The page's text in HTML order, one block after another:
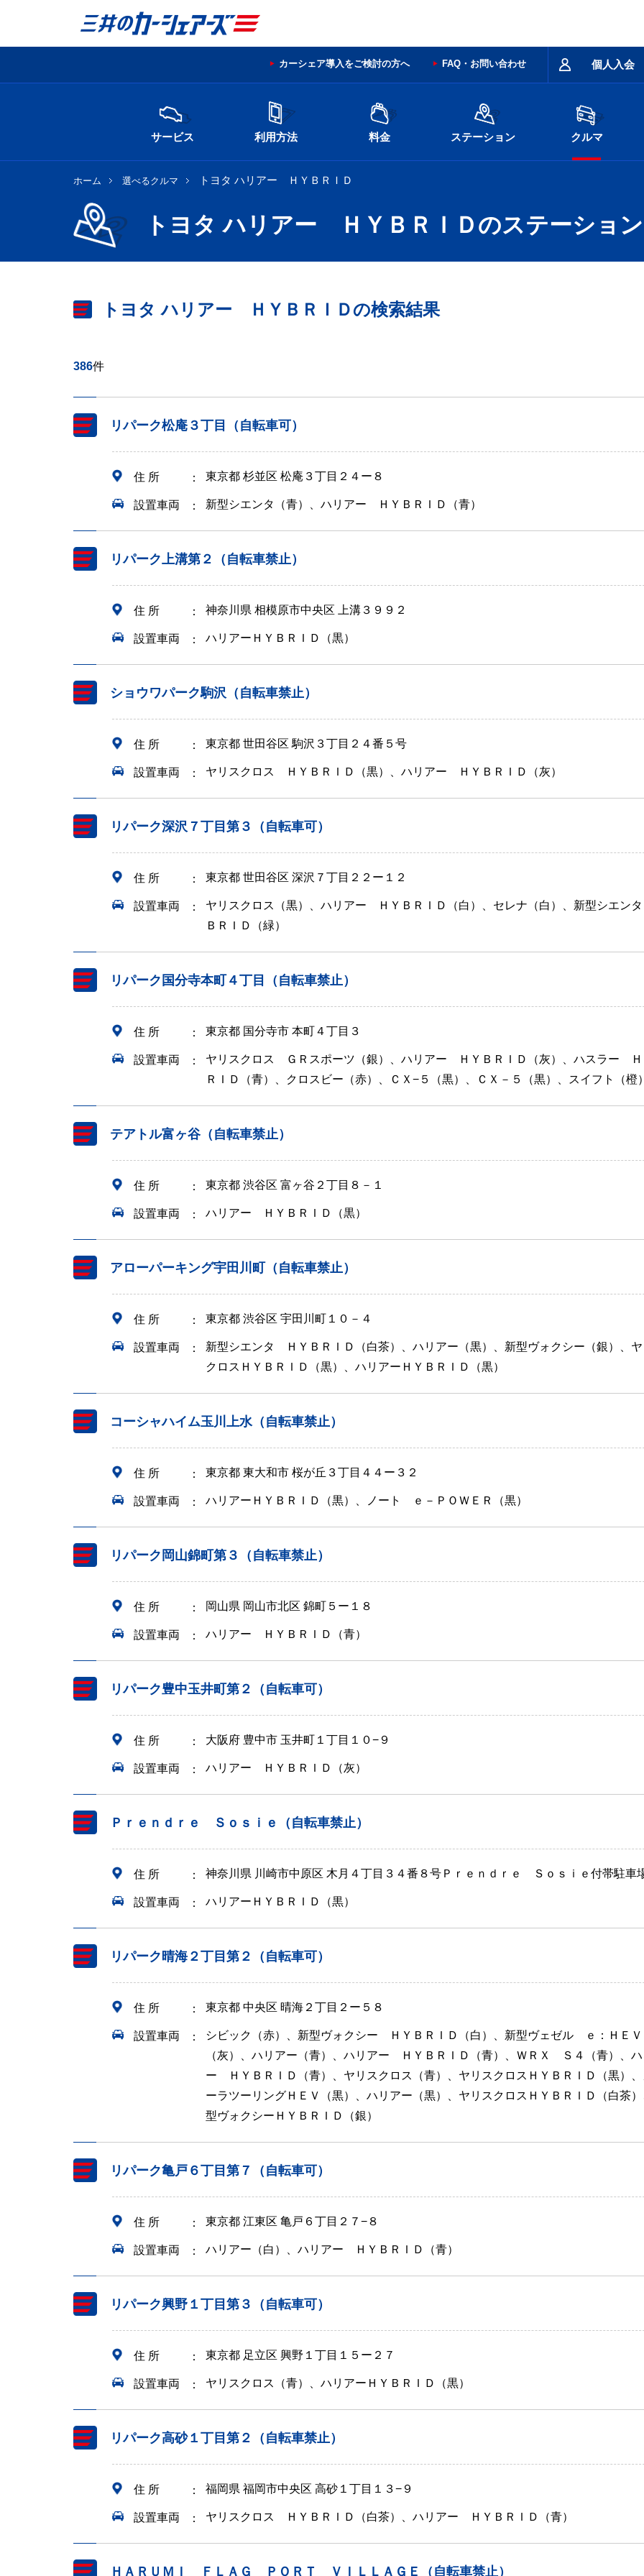
個人入会
カーシェア導入をご検討の方へ FAQ・お問い合わせ
サービス 利用方法 料金 ステーション クルマ
ホーム 選べるクルマ トヨタ ハリアー ＨＹＢＲＩＤ
トヨタ ハリアー ＨＹＢＲＩＤのステーション
トヨタ ハリアー ＨＹＢＲＩＤの検索結果
386件
リパーク松庵３丁目（自転車可）
住 所 東京都 杉並区 松庵３丁目２４ー８
設置車両 新型シエンタ（青）、ハリアー ＨＹＢＲＩＤ（青）
リパーク上溝第２（自転車禁止）
住 所 神奈川県 相模原市中央区 上溝３９９２
設置車両 ハリアーＨＹＢＲＩＤ（黒）
ショウワパーク駒沢（自転車禁止）
住 所 東京都 世田谷区 駒沢３丁目２４番５号
設置車両 ヤリスクロス ＨＹＢＲＩＤ（黒）、ハリアー ＨＹＢＲＩＤ（灰）
リパーク深沢７丁目第３（自転車可）
住 所 東京都 世田谷区 深沢７丁目２２ー１２
設置車両
ヤリスクロス（黒）、ハリアー ＨＹＢＲＩＤ（白）、セレナ（白）、新型シエン
ＢＲＩＤ（緑）
リパーク国分寺本町４丁目（自転車禁止）
住 所 東京都 国分寺市 本町４丁目３
設置車両
ヤリスクロス ＧＲスポーツ（銀）、ハリアー ＨＹＢＲＩＤ（灰）、ハスラー Ｈ
ＲＩＤ（青）、クロスビー（赤）、ＣＸ−５（黒）、ＣＸ－５（黒）、スイフト（橙
テアトル富ヶ谷（自転車禁止）
住 所 東京都 渋谷区 富ヶ谷２丁目８－１
設置車両 ハリアー ＨＹＢＲＩＤ（黒）
アローパーキング宇田川町（自転車禁止）
住 所 東京都 渋谷区 宇田川町１０－４
設置車両
新型シエンタ ＨＹＢＲＩＤ（白茶）、ハリアー（黒）、新型ヴォクシー（銀）、
クロスＨＹＢＲＩＤ（黒）、ハリアーＨＹＢＲＩＤ（黒）
コーシャハイム玉川上水（自転車禁止）
住 所 東京都 東大和市 桜が丘３丁目４４ー３２
設置車両 ハリアーＨＹＢＲＩＤ（黒）、ノート ｅ－ＰＯＷＥＲ（黒）
リパーク岡山錦町第３（自転車禁止）
住 所 岡山県 岡山市北区 錦町５ー１８
設置車両 ハリアー ＨＹＢＲＩＤ（青）
リパーク豊中玉井町第２（自転車可）
住 所 大阪府 豊中市 玉井町１丁目１０−９
設置車両 ハリアー ＨＹＢＲＩＤ（灰）
Ｐｒｅｎｄｒｅ Ｓｏｓｉｅ（自転車禁止）
住 所 神奈川県 川崎市中原区 木月４丁目３４番８号Ｐｒｅｎｄｒｅ Ｓｏｓｉｅ付帯駐車
設置車両 ハリアーＨＹＢＲＩＤ（黒）
リパーク晴海２丁目第２（自転車可）
住 所 東京都 中央区 晴海２丁目２ー５８
設置車両
シビック（赤）、新型ヴォクシー ＨＹＢＲＩＤ（白）、新型ヴェゼル ｅ：ＨＥＶ
（灰）、ハリアー（青）、ハリアー ＨＹＢＲＩＤ（青）、ＷＲＸ Ｓ４（青）、
ー ＨＹＢＲＩＤ（青）、ヤリスクロス（青）、ヤリスクロスＨＹＢＲＩＤ（黒）
ーラツーリングＨＥＶ（黒）、ハリアー（黒）、ヤリスクロスＨＹＢＲＩＤ（白茶
型ヴォクシーＨＹＢＲＩＤ（銀）
リパーク亀戸６丁目第７（自転車可）
住 所 東京都 江東区 亀戸６丁目２７−８
設置車両 ハリアー（白）、ハリアー ＨＹＢＲＩＤ（青）
リパーク興野１丁目第３（自転車可）
住 所 東京都 足立区 興野１丁目１５ー２７
設置車両 ヤリスクロス（青）、ハリアーＨＹＢＲＩＤ（黒）
リパーク高砂１丁目第２（自転車禁止）
住 所 福岡県 福岡市中央区 高砂１丁目１３−９
設置車両 ヤリスクロス ＨＹＢＲＩＤ（白茶）、ハリアー ＨＹＢＲＩＤ（青）
ＨＡＲＵＭＩ ＦＬＡＧ ＰＯＲＴ ＶＩＬＬＡＧＥ（自転車禁止）